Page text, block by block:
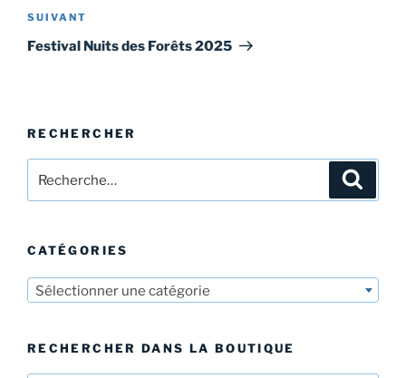
Article
suivant
SUIVANT
Festival Nuits des Forêts 2025
RECHERCHER
pour
CATÉGORIES
Sélectionner une catégorie
RECHERCHER DANS LA BOUTIQUE